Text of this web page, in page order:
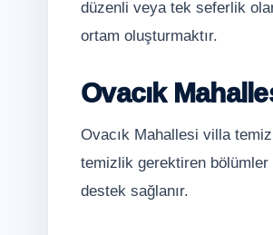
düzenli veya tek seferlik
ortam oluşturmaktır.
Ovacık
Ovacık Mahallesi villa
temizlik gerektiren bölümler
destek sağlanır.